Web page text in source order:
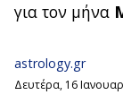
για τον μήνα
astrology.gr
Δευτέρα, 16